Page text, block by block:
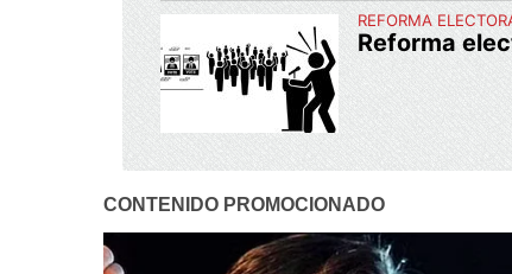
REFORMA
Reforma